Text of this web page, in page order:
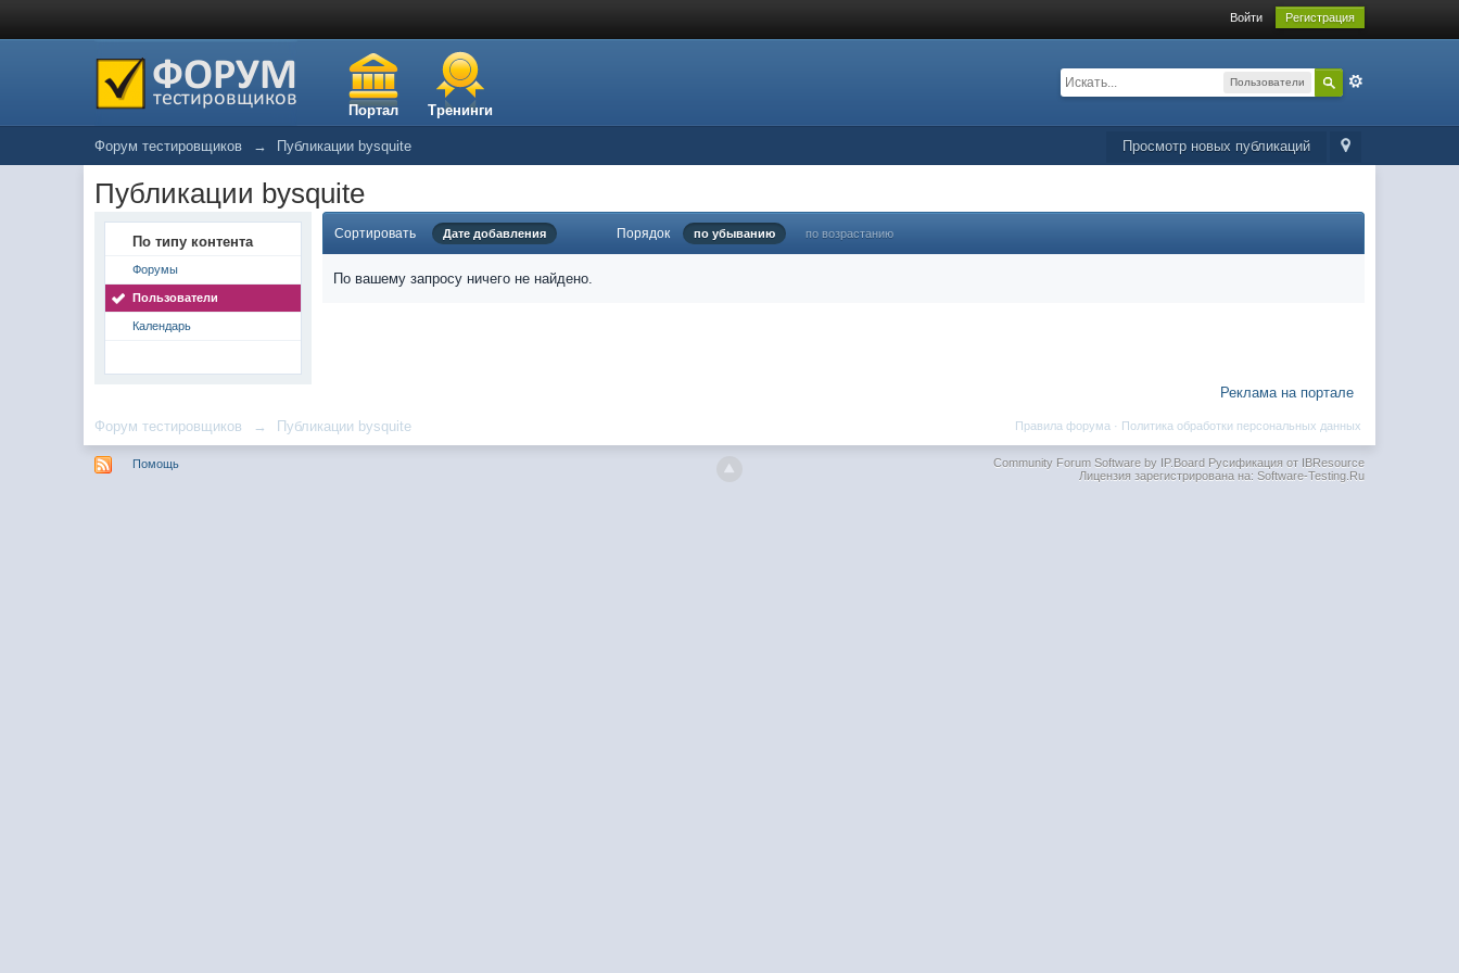
Войти Регистрация
Портал Тренинги
Пользователи
Просмотр новых публикаций
Форум тестировщиков → Публикации bysquite
Публикации bysquite
По типу контента
Форумы
Пользователи
Календарь
Сортировать Дате добавления Порядок по убыванию по возрастанию
По вашему запросу ничего не найдено.
Реклама на портале
Форум тестировщиков → Публикации bysquite Политика обработки персональных данных
Правила форума ·
Помощь Community Forum Software by IP.BoardРусификация от IBResource
Лицензия зарегистрирована на: Software-Testing.Ru